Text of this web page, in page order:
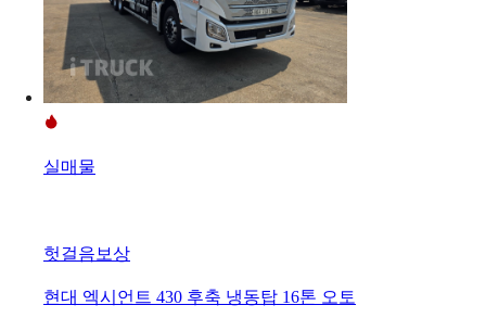
실매물
헛걸음보상
현대 엑시언트 430 후축 냉동탑 16톤 오토